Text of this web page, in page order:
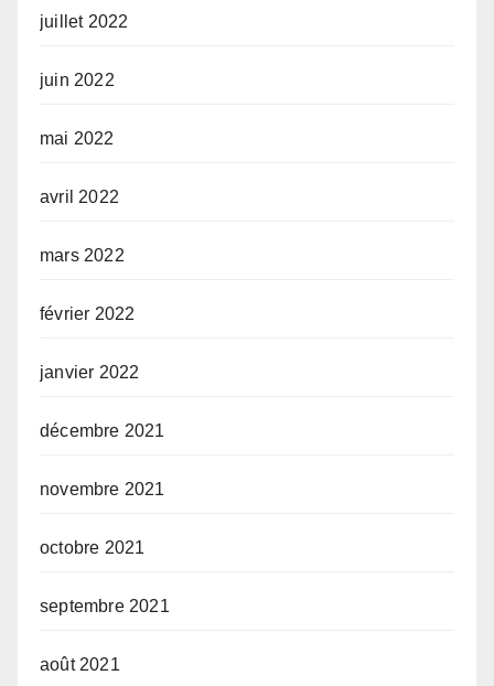
juillet 2022
juin 2022
mai 2022
avril 2022
mars 2022
février 2022
janvier 2022
décembre 2021
novembre 2021
octobre 2021
septembre 2021
août 2021